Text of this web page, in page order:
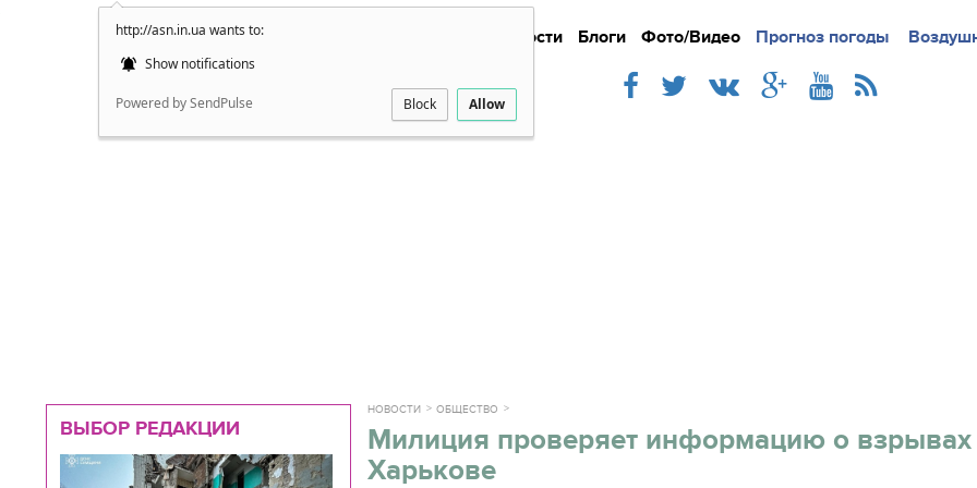
http://asn.in.ua wants to:
Show notifications
Powered by SendPulse Block Allow
Новости Блоги Фото/Видео Прогноз погоды
Подробно Новости
ВЫБОР РЕДАКЦИИ
НОВОСТИ ОБЩЕСТВО
Милиция проверяет информацию о взрывах
Харькове